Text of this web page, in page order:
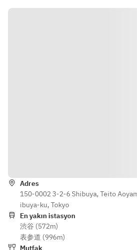
Adres
150-0002 3-2-6 Shibuya, Teito
ibuya-ku, Tokyo
En yakın istasyon
渋谷 (572m)
表参道 (996m)
Mutfak